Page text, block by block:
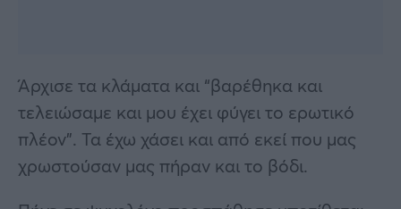
Άρχισε τα κλάματα και “βαρέθηκα και
τελειώσαμε και μου έχει φύγει το ερωτικό
πλέον”. Τα έχω χάσει και από εκεί που μας
χρωστούσαν μας πήραν και το βόδι.